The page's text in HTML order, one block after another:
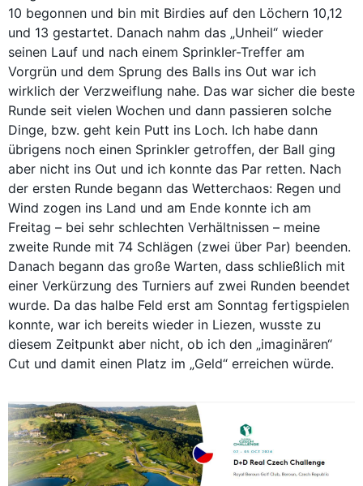
10 begonnen und bin mit Birdies auf den Löchern 10,12
und 13 gestartet. Danach nahm das „Unheil“ wieder
seinen Lauf und nach einem Sprinkler-Treffer am
Vorgrün und dem Sprung des Balls ins Out war ich
wirklich der Verzweiflung nahe. Das war sicher die beste
Runde seit vielen Wochen und dann passieren solche
Dinge, bzw. geht kein Putt ins Loch. Ich habe dann
übrigens noch einen Sprinkler getroffen, der Ball ging
aber nicht ins Out und ich konnte das Par retten. Nach
der ersten Runde begann das Wetterchaos: Regen und
Wind zogen ins Land und am Ende konnte ich am
Freitag – bei sehr schlechten Verhältnissen – meine
zweite Runde mit 74 Schlägen (zwei über Par) beenden.
Danach begann das große Warten, dass schließlich mit
einer Verkürzung des Turniers auf zwei Runden beendet
wurde. Da das halbe Feld erst am Sonntag fertigspielen
konnte, war ich bereits wieder in Liezen, wusste zu
diesem Zeitpunkt aber nicht, ob ich den „imaginären“
Cut und damit einen Platz im „Geld“ erreichen würde.